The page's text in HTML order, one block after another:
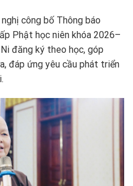
công bố Thông báo
Phật học niên khóa 2026–
đăng ký theo học, góp
đáp ứng yêu cầu phát triển